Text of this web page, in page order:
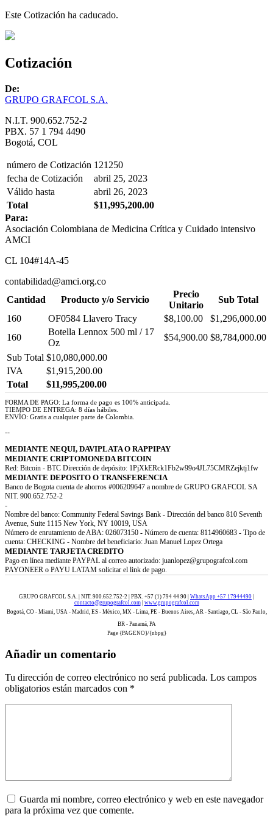
Este Cotización ha caducado.
Cotización
De:
GRUPO GRAFCOL S.A.
N.I.T. 900.652.752-2
PBX. 57 1 794 4490
Bogotá, COL
número de Cotización 121250
fecha de Cotización
abril 25, 2023
Válido hasta
abril 26, 2023
Total
$11,995,200.00
Para:
Asociación Colombiana de Medicina Crítica y Cuidado intensivo
AMCI
CL 104#14A-45
contabilidad@amci.org.co
Cantidad
Producto y/o Servicio
Precio
Unitario
Sub Total
160
OF0584 Llavero Tracy $8,100.00
$1,296,000.00
160
Botella Lennox 500 ml / 17
Oz
$54,900.00 $8,784,000.00
Sub Total $10,080,000.00
IVA
$1,915,200.00
Total
$11,995,200.00
FORMA DE PAGO: La forma de pago es 100% anticipada.
TIEMPO DE ENTREGA: 8 días hábiles.
ENVÍO: Gratis a cualquier parte de Colombia.
--
MEDIANTE NEQUI, DAVIPLATA O RAPPIPAY
MEDIANTE CRIPTOMONEDA BITCOIN
Red: Bitcoin - BTC Dirección de depósito: 1PjXkERck1Fb2w99o4JL75CMRZejktj1fw
MEDIANTE DEPOSITO O TRANSFERENCIA
Banco de Bogota cuenta de ahorros #006209647 a nombre de GRUPO GRAFCOL SA
NIT. 900.652.752-2
-
Nombre del banco: Community Federal Savings Bank - Dirección del banco 810 Seventh
Avenue, Suite 1115 New York, NY 10019, USA
Número de enrutamiento de ABA: 026073150 - Número de cuenta: 8114960683 - Tipo de
cuenta: CHECKING - Nombre del beneficiario: Juan Manuel Lopez Ortega
MEDIANTE TARJETA CREDITO
Pago en línea mediante PAYPAL al correo autorizado: juanlopez@grupografcol.com
PAYONEER o PAYU LATAM solicitar el link de pago.
GRUPO GRAFCOL S.A. | NIT. 900.652.752-2 | PBX. +57 (1) 794 44 90 | WhatsApp +57 17944490
contacto@grupografcol.com| www.grupografcol.com
Bogotá, CO - Miami, USA - Madrid, ES - México, MX - Lima, PE - Buenos Aires, AR - Santiago, CL - São Paulo,
BR - Panamá, PA
Page {PAGENO}/{nbpg}
Añadir un comentario
Tu dirección de correo electrónico no será publicada. Los campos
obligatorios están marcados con *
Guarda mi nombre, correo electrónico y web en este navegador
para la próxima vez que comente.